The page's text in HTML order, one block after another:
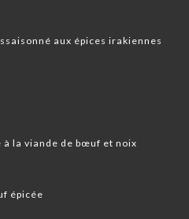
aux épices irakiennes
à la viande de bœuf et noix
épicée